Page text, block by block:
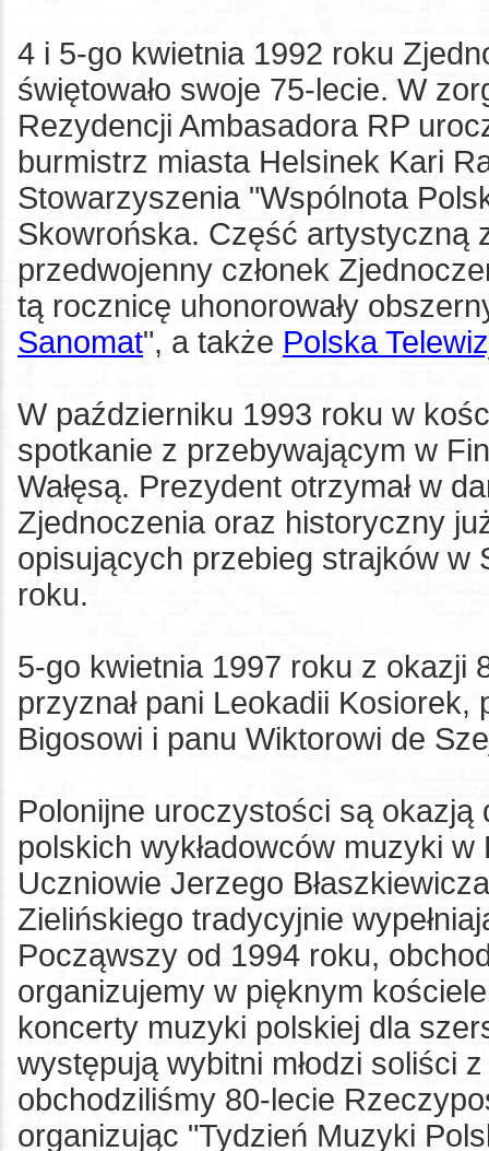
4 i 5-go kwietnia 1992 roku
świętowało swoje 75-lecie. W
Rezydencji Ambasadora RP
burmistrz miasta Helsinek Kari
Stowarzyszenia "Wspólnota
Skowrońska. Część artystyczną
przedwojenny członek
tą rocznicę uhonorowały
Sanomat", a także Polska
W październiku 1993 roku w
spotkanie z przebywającym w
Wałęsą. Prezydent otrzymał w
Zjednoczenia oraz historyczny
opisujących przebieg strajków w
roku.
5-go kwietnia 1997 roku z okazji
przyznał pani Leokadii
Bigosowi i panu Wiktorowi de
Polonijne uroczystości są
polskich wykładowców muzyki
Uczniowie Jerzego
Zielińskiego tradycyjnie
Począwszy od 1994 roku,
organizujemy w pięknym
koncerty muzyki polskiej dla
występują wybitni młodzi soliści
obchodziliśmy 80-lecie
organizując "Tydzień Muzyki